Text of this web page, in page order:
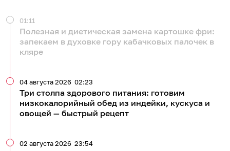
Полезная и диетическая замена картошке фри:
запекаем в духовке гору кабачковых палочек в
кляре
01:11
Три столпа здорового питания: готовим
низкокалорийный обед из индейки, кускуса и
овощей — быстрый рецепт
04 августа 2026 02:23
02 августа 2026 23:54